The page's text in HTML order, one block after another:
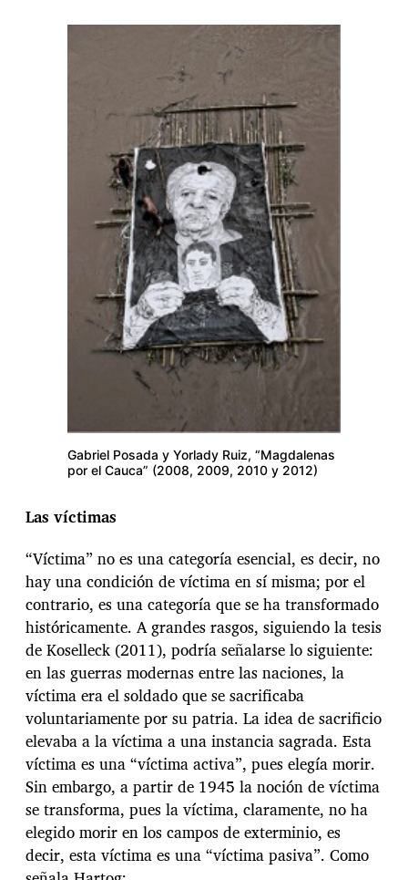
Gabriel Posada y Yorlady Ruiz, “Magdalenas
por el Cauca” (2008, 2009, 2010 y 2012)
Las víctimas
“Víctima” no es una categoría esencial, es decir, no
hay una condición de víctima en sí misma; por el
contrario, es una categoría que se ha transformado
históricamente. A grandes rasgos, siguiendo la tesis
de Koselleck (2011), podría señalarse lo siguiente:
en las guerras modernas entre las naciones, la
víctima era el soldado que se sacrificaba
voluntariamente por su patria. La idea de sacrificio
elevaba a la víctima a una instancia sagrada. Esta
víctima es una “víctima activa”, pues elegía morir.
Sin embargo, a partir de 1945 la noción de víctima
se transforma, pues la víctima, claramente, no ha
elegido morir en los campos de exterminio, es
decir, esta víctima es una “víctima pasiva”. Como